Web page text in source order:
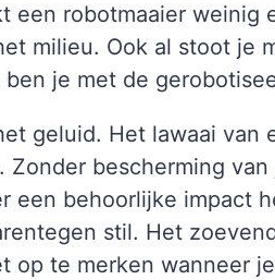
een robotmaaier weinig
milieu. Ook al stoot je
je met de
geluid. Het lawaai van
Zonder bescherming
een behoorlijke impact
stil. Het
op te merken wanneer